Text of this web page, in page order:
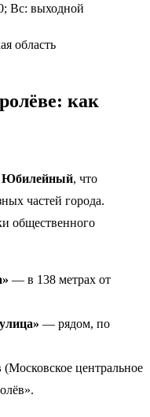
Вс: выходной
область
как
Юбилейный, что
частей города.
общественного
— в 138 метрах от
— рядом, по
(Московское центральное